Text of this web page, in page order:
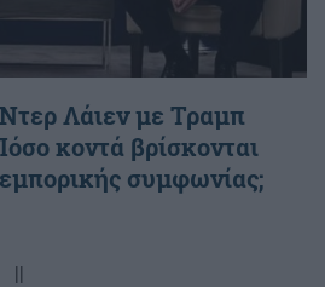
Λάιεν με Τραμπ
κοντά βρίσκονται
συμφωνίας;
||